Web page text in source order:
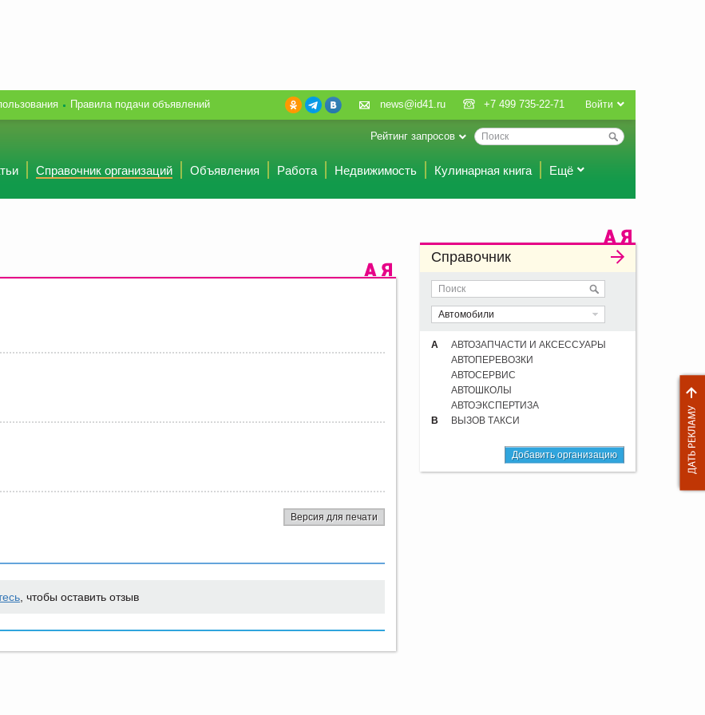
Правила подачи объявлений Войти
news@id41.ru +7 499 735-22-71
Рейтинг запросов
Справочник организаций Объявления Работа Недвижимость Кулинарная книга Ещё
Версия для печати
, чтобы оставить отзыв
Справочник
Автомобили
А
АВТОЗАПЧАСТИ И АКСЕССУАРЫ
АВТОПЕРЕВОЗКИ
АВТОСЕРВИС
АВТОШКОЛЫ
АВТОЭКСПЕРТИЗА
В
ВЫЗОВ ТАКСИ
Добавить организацию